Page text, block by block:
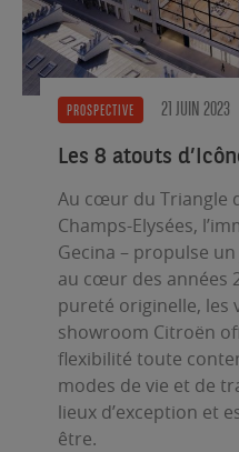
PROSPECTIVE 21 JUIN 2023
Les 8 atouts
Au cœur du Triangle
Champs-Elysées,
Gecina – propulse
au cœur des années
pureté originelle, les
showroom Citroën
flexibilité toute
modes de vie et de
lieux d’exception et
être.